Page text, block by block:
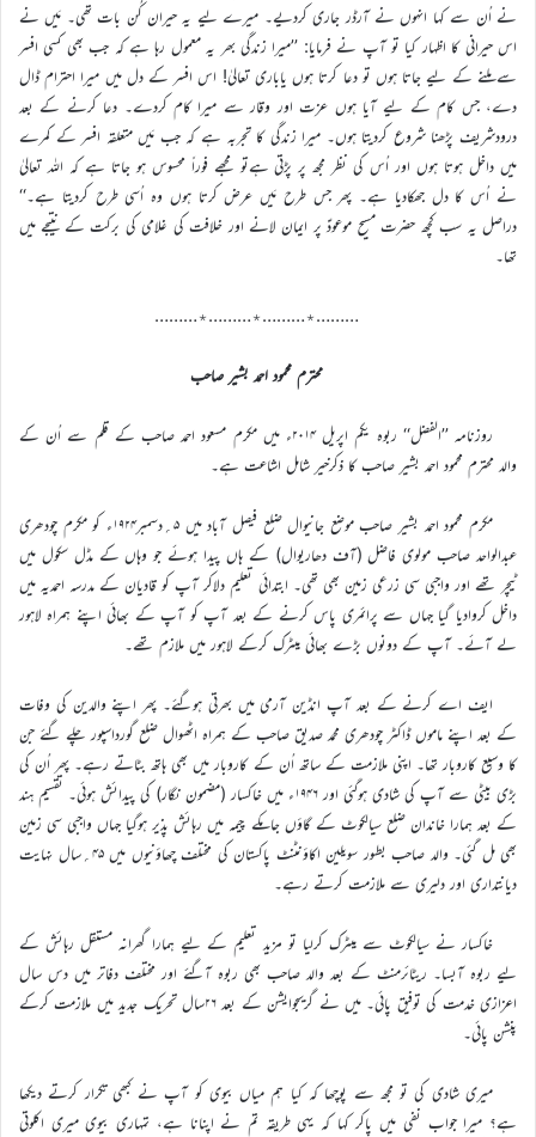
نے اُن سے کہا انہوں نے آرڈر جاری کردیے۔ میرے لیے یہ حیران کُن بات تھی۔ مَیں نے
اس حیرانی کا اظہار کیا تو آپ نے فرمایا: ’’میرا زندگی بھر یہ معمول رہا ہے کہ جب بھی کسی افسر
سے ملنے کے لیے جاتا ہوں تو دعا کرتا ہوں یاباری تعالیٰ! اس افسر کے دل میں میرا احترام ڈال
دے، جس کام کے لیے آیا ہوں عزت اور وقار سے میرا کام کردے۔ دعا کرنے کے بعد
درودشریف پڑھنا شروع کردیتا ہوں۔ میرا زندگی کا تجربہ ہے کہ جب مَیں متعلقہ افسر کے کمرے
میں داخل ہوتا ہوں اور اُس کی نظر مجھ پر پڑتی ہےتو مجھے فوراً محسوس ہو جاتا ہے کہ اللہ تعالیٰ
نے اُس کا دل جھکادیا ہے۔ پھر جس طرح مَیں عرض کرتا ہوں وہ اُسی طرح کردیتا ہے۔‘‘
دراصل یہ سب کچھ حضرت مسیح موعودؑ پر ایمان لانے اور خلافت کی غلامی کی برکت کے نتیجے میں
تھا۔
………٭………٭………٭………
محترم محمود احمد بشیر صاحب
روزنامہ ’’الفضل‘‘ ربوہ یکم اپریل ۲۰۱۴ء میں مکرم مسعود احمد صاحب کے قلم سے اُن کے
والد محترم محمود احمد بشیر صاحب کا ذکرخیر شامل اشاعت ہے۔
مکرم محمود احمد بشیر صاحب موضع جانیوال ضلع فیصل آباد میں ۵؍دسمبر۱۹۲۴ء کو مکرم چودھری
عبدالواحد صاحب مولوی فاضل (آف دھاریوال) کے ہاں پیدا ہوئے جو وہاں کے مڈل سکول میں
ٹیچر تھے اور واجبی سی زرعی زمین بھی تھی۔ ابتدائی تعلیم دلاکر آپ کو قادیان کے مدرسہ احمدیہ میں
داخل کروادیا گیا جہاں سے پرائمری پاس کرنے کے بعد آپ کو آپ کے بھائی اپنے ہمراہ لاہور
لے آئے۔ آپ کے دونوں بڑے بھائی میٹرک کرکے لاہور میں ملازم تھے۔
ایف اے کرنے کے بعد آپ انڈین آرمی میں بھرتی ہوگئے۔ پھر اپنے والدین کی وفات
کے بعد اپنے ماموں ڈاکٹر چودھری محمد صدیق صاحب کے ہمراہ اٹھوال ضلع گورداسپور چلے گئے جن
کا وسیع کاروبار تھا۔ اپنی ملازمت کے ساتھ اُن کے کاروبار میں بھی ہاتھ بٹاتے رہے۔ پھر اُن کی
بڑی بیٹی سے آپ کی شادی ہوگئی اور ۱۹۴۶ء میں خاکسار (مضمون نگار) کی پیدائش ہوئی۔ تقسیم ہند
کے بعد ہمارا خاندان ضلع سیالکوٹ کے گاؤں جامکے چیمہ میں رہائش پذیر ہوگیا جہاں واجبی سی زمین
بھی مل گئی۔ والد صاحب بطور سویلین اکاؤنٹنٹ پاکستان کی مختلف چھاؤنیوں میں ۴۵؍سال نہایت
دیانتداری اور دلیری سے ملازمت کرتے رہے۔
خاکسار نے سیالکوٹ سے میٹرک کرلیا تو مزید تعلیم کے لیے ہمارا گھرانہ مستقل رہائش کے
لیے ربوہ آبسا۔ ریٹائرمنٹ کے بعد والد صاحب بھی ربوہ آگئے اور مختلف دفاتر میں دس سال
اعزازی خدمت کی توفیق پائی۔ میں نے گریجوایشن کے بعد ۲۶سال تحریک جدید میں ملازمت کرکے
پنشن پائی۔
میری شادی کی تو مجھ سے پوچھا کہ کیا ہم میاں بیوی کو آپ نے کبھی تکرار کرتے دیکھا
ہے؟ میرا جواب نفی میں پاکر کہا کہ یہی طریقہ تم نے اپنانا ہے، تمہاری بیوی میری اکلوتی